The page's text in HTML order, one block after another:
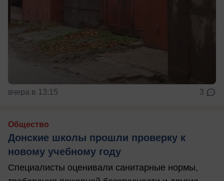
вчера в 13:15 3
Общество
Донские школы прошли проверку к
новому учебному году
Специалисты оценивали санитарные нормы,